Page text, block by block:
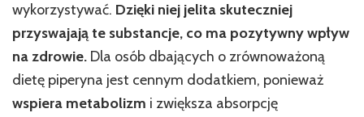
wykorzystywać. Dzięki niej jelita skuteczniej
przyswajają te substancje, co ma pozytywny wpływ
na zdrowie. Dla osób dbających o zrównoważoną
dietę piperyna jest cennym dodatkiem, ponieważ
wspiera metabolizm i zwiększa absorpcję